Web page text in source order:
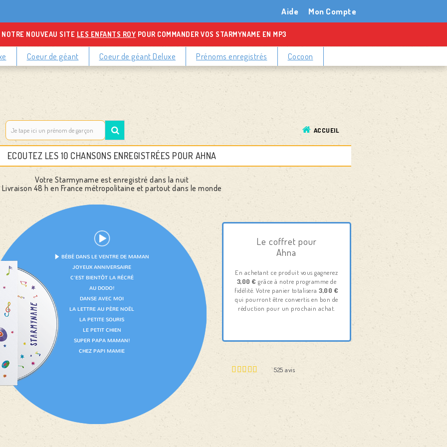
Mon Compte
Aide
NOUVEAU SITE LES ENFANTS ROY POUR COMMANDER VOS STARMYNAME EN MP3
Coeur de géant Coeur de géant Deluxe Prénoms enregistrés Cocoon
ACCUEIL
ECOUTEZ LES 10 CHANSONS ENREGISTRÉES POUR AHNA
Votre Starmyname est enregistré dans la nuit
Livraison 48 h en France métropolitaine et partout dans le monde
Le coffret pour
Ahna
En achetant ce produit vous gagnerez
3,00 € grâce à notre programme de
fidélité. Votre panier totalisera3,00 €
qui pourront être convertis en bon de
réduction pour un prochain achat.
525avis